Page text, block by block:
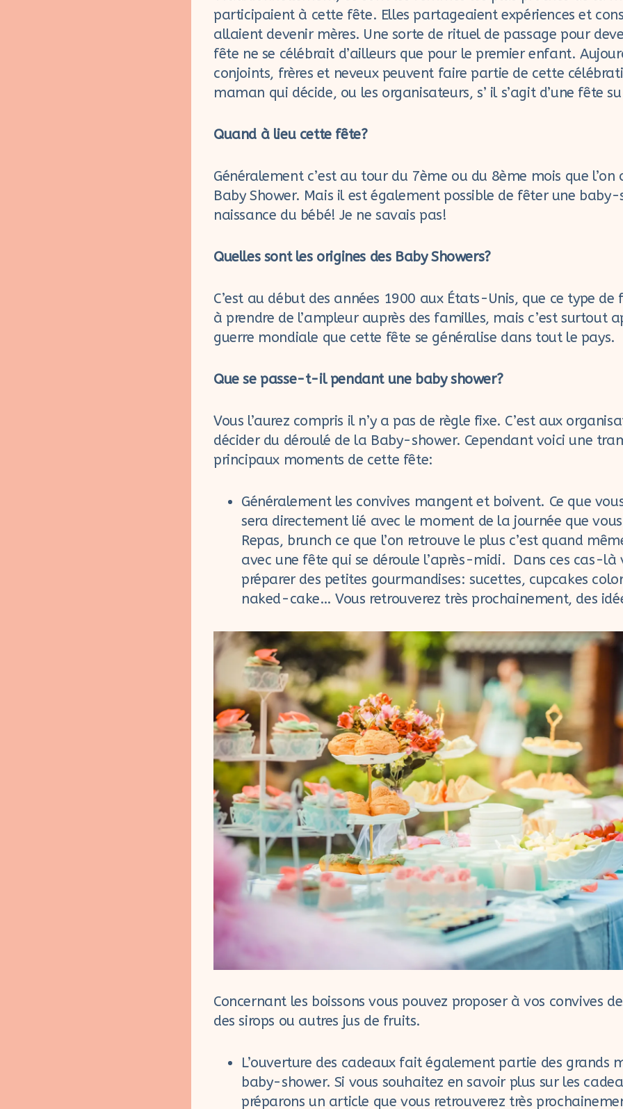
participaient à cette fête. Elles partageaient expériences et
allaient devenir mères. Une sorte de rituel de passage pour
fête ne se célébrait d’ailleurs que pour le premier enfant.
conjoints, frères et neveux peuvent faire partie de cette
maman qui décide, ou les organisateurs, s’ il s’agit d’une fête
Quand à lieu cette fête?
Généralement c’est au tour du 7ème ou du 8ème mois que l’on
Baby Shower. Mais il est également possible de fêter une
naissance du bébé! Je ne savais pas!
Quelles sont les origines des Baby Showers?
C’est au début des années 1900 aux États-Unis, que ce type de
à prendre de l’ampleur auprès des familles, mais c’est surtout
guerre mondiale que cette fête se généralise dans tout le pays.
Que se passe-t-il pendant une baby shower?
Vous l’aurez compris il n’y a pas de règle fixe. C’est aux
décider du déroulé de la Baby-shower. Cependant voici une
principaux moments de cette fête:
Généralement les convives mangent et boivent. Ce que
sera directement lié avec le moment de la journée que
Repas, brunch ce que l’on retrouve le plus c’est quand
avec une fête qui se déroule l’après-midi. Dans ces cas-là
préparer des petites gourmandises: sucettes, cupcakes
naked-cake… Vous retrouverez très prochainement, des
Concernant les boissons vous pouvez proposer à vos convives
des sirops ou autres jus de fruits.
L’ouverture des cadeaux fait également partie des grands
baby-shower. Si vous souhaitez en savoir plus sur les
préparons un article que vous retrouverez très